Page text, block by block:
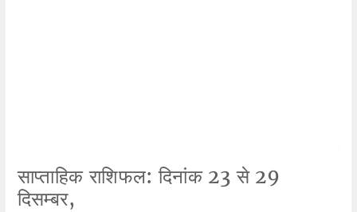
साप्ताहिक राशिफल: दिनांक 23 से 29
दिसम्बर,